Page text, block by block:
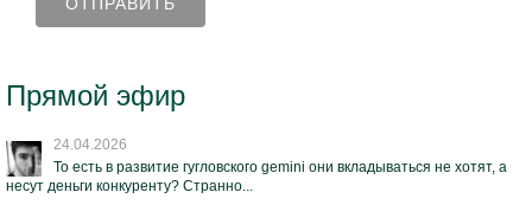
Прямой эфир
24.04.2026
То есть в развитие гугловского gemini они вкладываться не хотят, а
несут деньги конкуренту? Странно...